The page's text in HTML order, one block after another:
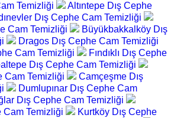
Temizliği
Altıntepe Dış Cephe
Dış Cephe Cam Temizliği
Cam Temizliği
Büyükbakkalköy Dış
Dragos Dış Cephe Cam Temizliği
Cam Temizliği
Fındıklı Dış Cephe
Dış Cephe Cam Temizliği
Cam Temizliği
Camçeşme Dış
Dumlupınar Dış Cephe Cam
Dış Cephe Cam Temizliği
Cam Temizliği
Kurtköy Dış Cephe